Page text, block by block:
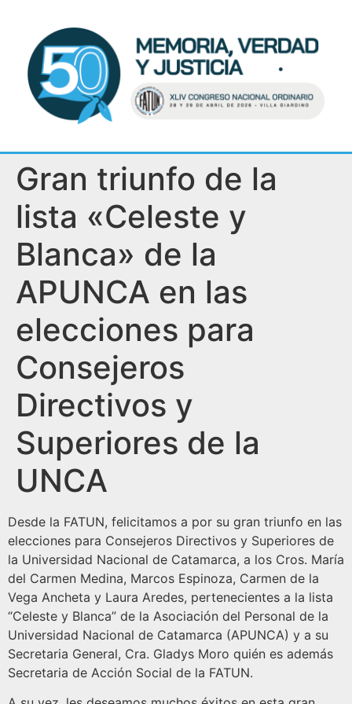
Gran triunfo de la
lista «Celeste y
Blanca» de la
APUNCA en las
elecciones para
Consejeros
Directivos y
Superiores de la
UNCA
Desde la FATUN, felicitamos a por su gran triunfo en las
elecciones para Consejeros Directivos y Superiores de
la Universidad Nacional de Catamarca, a los Cros. María
del Carmen Medina, Marcos Espinoza, Carmen de la
Vega Ancheta y Laura Aredes, pertenecientes a la lista
“Celeste y Blanca” de la Asociación del Personal de la
Universidad Nacional de Catamarca (APUNCA) y a su
Secretaria General, Cra. Gladys Moro quién es además
Secretaria de Acción Social de la FATUN.